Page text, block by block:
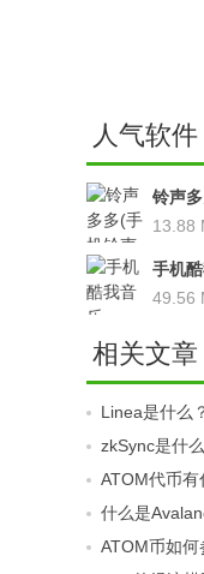
人气软件
铃声
声软
13.88
手机
49.56
相关文章
Linea是什么
zkSync是什
ATOM代币有
什么是
ATOM币如何